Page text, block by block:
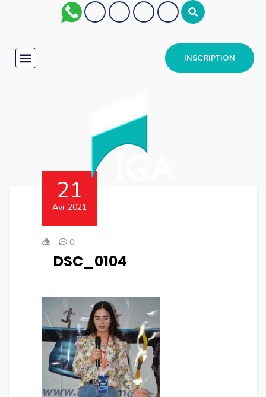
INSCRIPTION
21
Avr 2021
0
DSC_0104